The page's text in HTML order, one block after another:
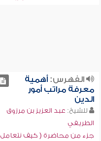
الفهرس:أهمية
معرفة مراتب أمور
الدين
للشيخ: عبد العزيز بن مرزوق
الطريفي
جزء من محاضرة ( كيف نتعامل